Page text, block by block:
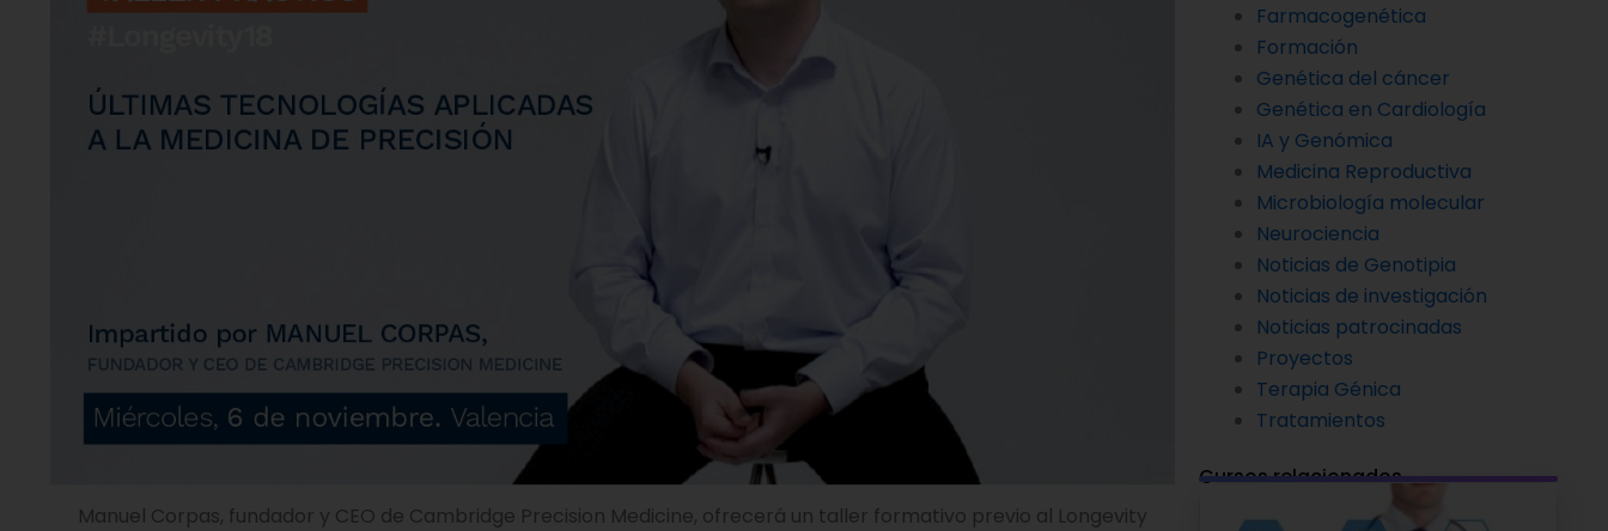
Manuel Corpas, fundador y CEO de Cambridge Precision Medicine, ofrecerá un taller formativo previo al Longevity
Farmacogenética
Formación
Genética del cáncer
Genética en Cardiología
IA y Genómica
Medicina Reproductiva
Microbiología molecular
Neurociencia
Noticias de Genotipia
Noticias de investigación
Noticias patrocinadas
Proyectos
Terapia Génica
Tratamientos
Cursos relacionados